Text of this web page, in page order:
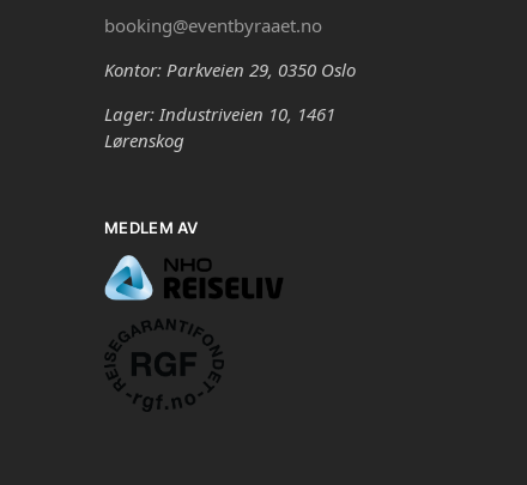
booking@eventbyraaet.no
Kontor: Parkveien 29, 0350 Oslo
Lager: Industriveien 10, 1461
Lørenskog
MEDLEM AV